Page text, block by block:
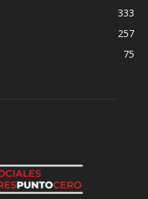
333
257
75